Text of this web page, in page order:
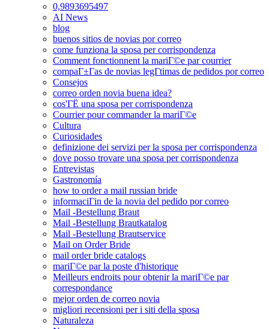
0,9893695497
AI News
blog
buenos sitios de novias por correo
come funziona la sposa per corrispondenza
Comment fonctionnent la mariГ©e par courrier
compaГ±Г­as de novias legГ­timas de pedidos por correo
Consejos
correo orden novia buena idea?
cos'ГЁ una sposa per corrispondenza
Courrier pour commander la mariГ©e
Cultura
Curiosidades
definizione dei servizi per la sposa per corrispondenza
dove posso trovare una sposa per corrispondenza
Entrevistas
Gastronomía
how to order a mail russian bride
informaciГіn de la novia del pedido por correo
Mail -Bestellung Braut
Mail -Bestellung Brautkatalog
Mail -Bestellung Brautservice
Mail on Order Bride
mail order bride catalogs
mariГ©e par la poste d'historique
Meilleurs endroits pour obtenir la mariГ©e par
correspondance
mejor orden de correo novia
migliori recensioni per i siti della sposa
Naturaleza